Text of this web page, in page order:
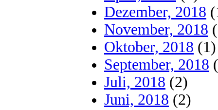
Dezember, 2018
November, 2018
Oktober, 2018 (1)
September, 2018
Juli, 2018 (2)
Juni, 2018 (2)